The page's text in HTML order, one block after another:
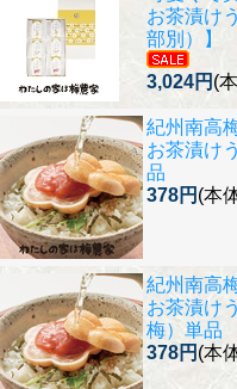
お茶漬け
部別）】
3,024円 (
紀州南高
お茶漬け
品
378円 (本
紀州南高
お茶漬け
梅）単品
378円 (本